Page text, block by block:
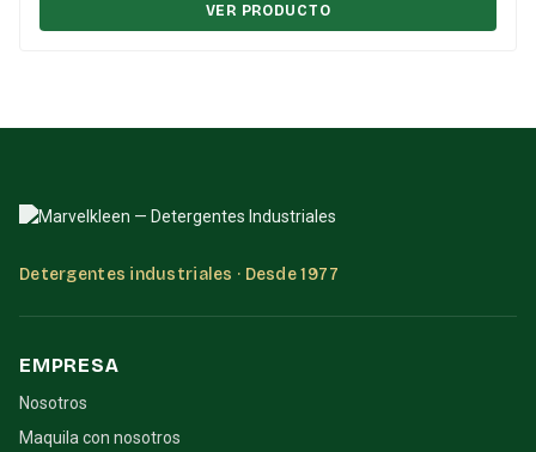
VER PRODUCTO
Detergentes industriales · Desde 1977
EMPRESA
Nosotros
Maquila con nosotros